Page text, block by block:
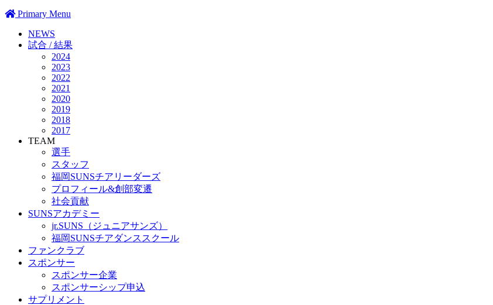
Primary Menu
NEWS
試合 / 結果
2024
2023
2022
2021
2020
2019
2018
2017
TEAM
選手
スタッフ
福岡SUNSチアリーダーズ
プロフィール&創部変遷
社会貢献
SUNSアカデミー
jr.SUNS（ジュニアサンズ）
福岡SUNSチアダンススクール
ファンクラブ
スポンサー
スポンサー企業
スポンサーシップ申込
サプリメント